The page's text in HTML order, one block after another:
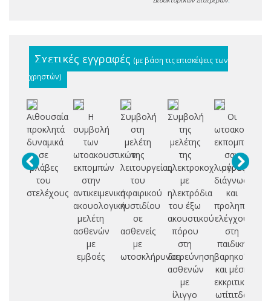
Σχετικές εγγραφές (με βάση τις επισκέψεις των
χρηστών)
Αιθουσαία
προκλητά
δυναμικά
σε
βλάβες
του
στελέχους
Η
συμβολή
των
ωτοακουστικών
εκπομπών
στην
αντικειμενική
ακουολογική
μελέτη
ασθενών
με
εμβοές
Συμβολή
στη
μελέτη
της
λειτουργείας
του
σφαιρικού
κυστιδίου
σε
ασθενείς
με
ωτοσκλήρυνση
Συμβολή
της
μελέτης
της
ηλεκτροκοχλιογραφίας
με
ηλεκτρόδια
του έξω
ακουστικού
πόρου
στη
διερεύνηση
ασθενών
με
ίλιγγο
Οι
εκπομπές
σαν
μέσο
διάγνωσης
και
προληπτικού
ελέγχου
στη
παιδική
βαρηκοΐα
και μέση
εκκριτική
ωτίτιτδα